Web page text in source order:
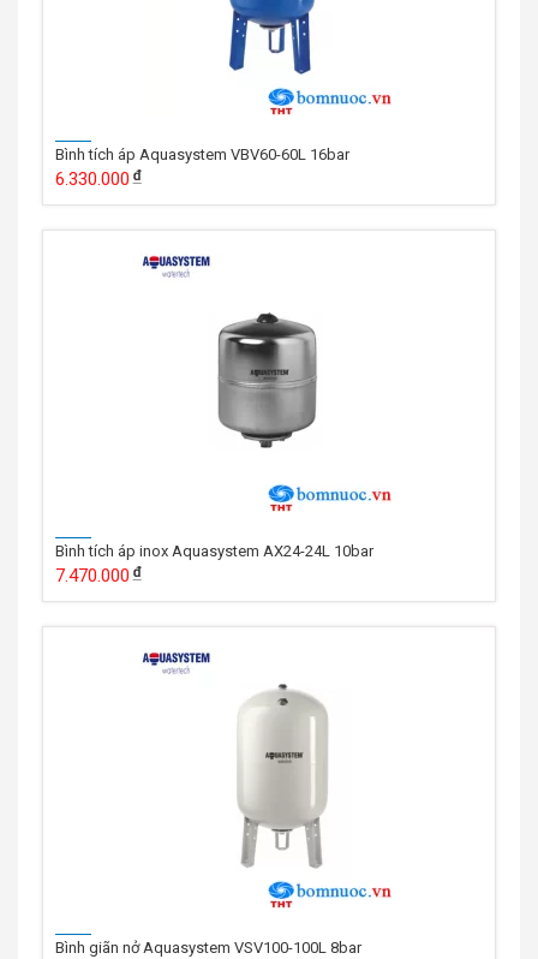
Bình tích áp Aquasystem VBV60-60L 16bar
6.330.000
Bình tích áp inox Aquasystem AX24-24L 10bar
7.470.000
Bình giãn nở Aquasystem VSV100-100L 8bar